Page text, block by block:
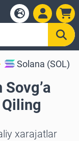
Solana (SOL)
xarajatlar